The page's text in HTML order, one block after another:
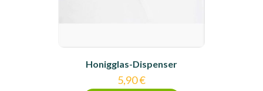
Honigglas-Dispenser
5,90€